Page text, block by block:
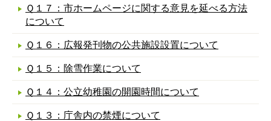
Ｑ１７：市ホームページに関する意見を延べる方法
について
Ｑ１６：広報発刊物の公共施設設置について
Ｑ１５：除雪作業について
Ｑ１４：公立幼稚園の開園時間について
Ｑ１３：庁舎内の禁煙について